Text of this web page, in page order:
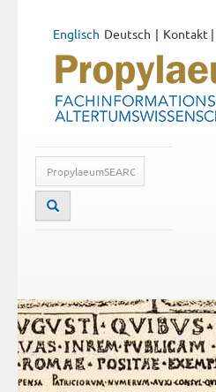
Deutsch
Englisch Kontakt |